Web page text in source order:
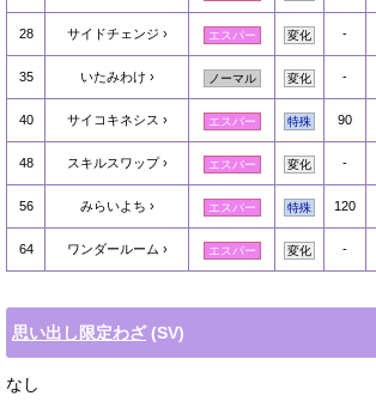
28 サイドチェンジ エスパー 変化 -
35 いたみわけ ノーマル 変化 -
40 サイコキネシス エスパー 特殊 90
48 スキルスワップ エスパー 変化 -
56 みらいよち エスパー 特殊 120
64 ワンダールーム エスパー 変化 -
思い出し限定わざ (SV)
なし